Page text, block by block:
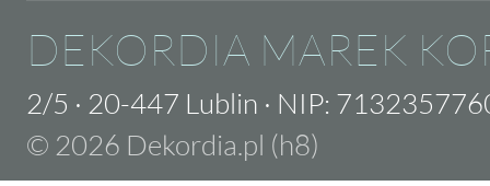
DEKORDIA MAREK
2/5 · 20-447 Lublin · NIP:
© 2026 Dekordia.pl (h8)